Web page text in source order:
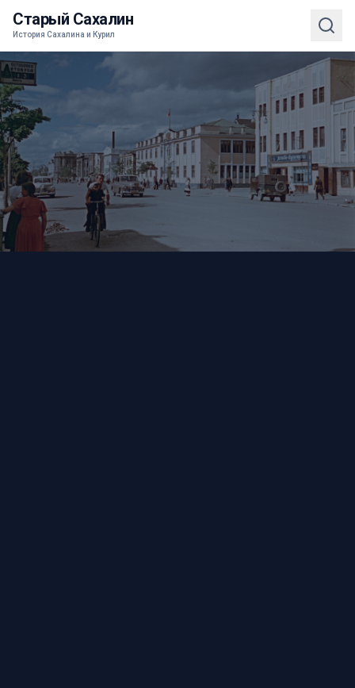
Старый Сахалин
История Сахалина и Курил